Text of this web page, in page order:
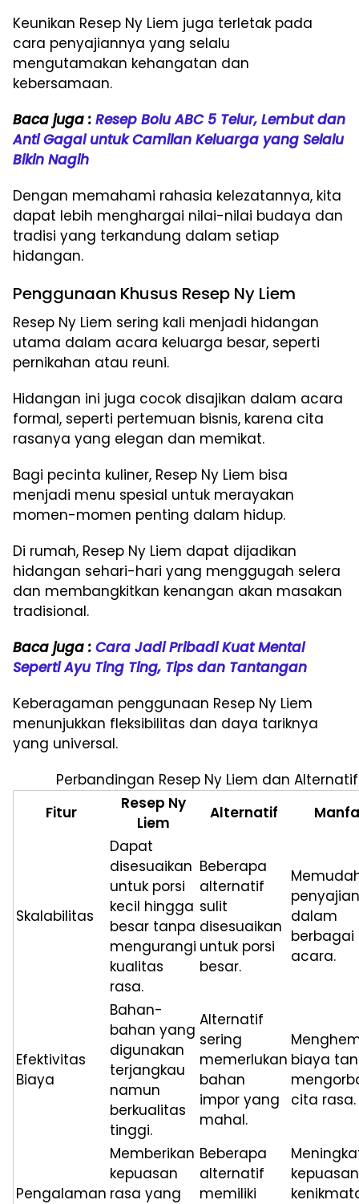
Keunikan Resep Ny Liem juga terletak pada
cara penyajiannya yang selalu
mengutamakan kehangatan dan
kebersamaan.
Baca juga : Resep Bolu ABC 5 Telur, Lembut dan
Anti Gagal untuk Camilan Keluarga yang Selalu
Bikin Nagih
Dengan memahami rahasia kelezatannya, kita
dapat lebih menghargai nilai-nilai budaya dan
tradisi yang terkandung dalam setiap
hidangan.
Penggunaan Khusus Resep Ny Liem
Resep Ny Liem sering kali menjadi hidangan
utama dalam acara keluarga besar, seperti
pernikahan atau reuni.
Hidangan ini juga cocok disajikan dalam acara
formal, seperti pertemuan bisnis, karena cita
rasanya yang elegan dan memikat.
Bagi pecinta kuliner, Resep Ny Liem bisa
menjadi menu spesial untuk merayakan
momen-momen penting dalam hidup.
Di rumah, Resep Ny Liem dapat dijadikan
hidangan sehari-hari yang menggugah selera
dan membangkitkan kenangan akan masakan
tradisional.
Baca juga : Cara Jadi Pribadi Kuat Mental
Seperti Ayu Ting Ting, Tips dan Tantangan
Keberagaman penggunaan Resep Ny Liem
menunjukkan fleksibilitas dan daya tariknya
yang universal.
Perbandingan Resep Ny Liem dan Alternatif
Fitur
Resep Ny
Liem
Alternatif
Skalabilitas
Dapat
disesuaikan
untuk porsi
kecil hingga
besar tanpa
mengurangi
kualitas
rasa.
Beberapa
alternatif
sulit
disesuaikan
untuk porsi
besar.
penyajian
dalam
berbagai
acara.
Efektivitas
Biaya
Bahan-
bahan yang
digunakan
terjangkau
namun
berkualitas
tinggi.
Alternatif
sering
memerlukan
bahan
impor yang
mahal.
biaya
cita rasa.
Pengalaman
Memberikan
kepuasan
rasa yang
Beberapa
alternatif
memiliki